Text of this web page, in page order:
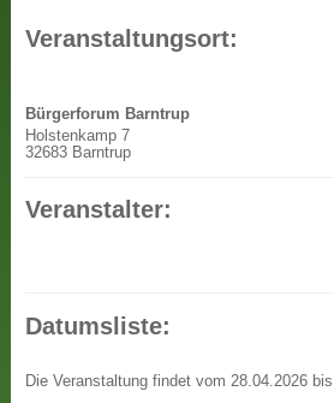
Veranstaltungsort:
Bürgerforum Barntrup
Holstenkamp 7
32683 Barntrup
Veranstalter:
Datumsliste:
Die Veranstaltung findet vom 28.04.2026